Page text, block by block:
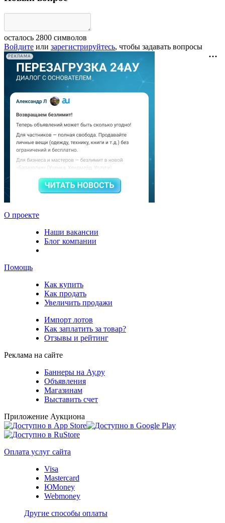
осталось 2800 символов
Войдите или зарегистрируйтесь, чтобы задавать вопросы
РЕКЛАМА
О проекте
Наши вакансии
Блог компании
Помощь
Как купить
Как продать
Увеличить продажи
Импорт лотов
Как заплатить за товар?
Отзывы и рейтинг
Реклама на сайте
Баннеры на Ау.ру
Объявления
Магазинам
Выставить счет
Приложение Аукциона
Оплата услуг сайта
Visa
Mastercard
ЮMoney
Webmoney
Другие способы оплаты